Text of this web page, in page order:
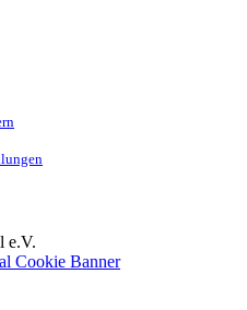
e.V.
Cookie Banner